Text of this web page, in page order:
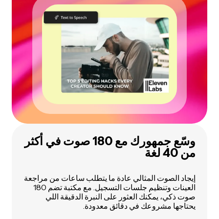
وسّع جمهورك مع 180 صوت في أكثر
من 40 لغة
إيجاد الصوت المثالي عادة ما يتطلب ساعات من مراجعة
العينات وتنظيم جلسات التسجيل. مع مكتبة تضم 180
صوت ذكي، يمكنك العثور على النبرة الدقيقة اللي
يحتاجها مشروعك في دقائق معدودة.